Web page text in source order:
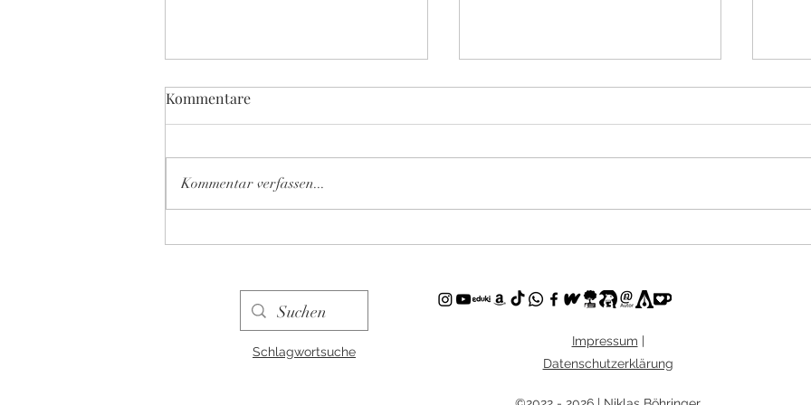
Bundesweiter Vorlesetag
Kommentare
Kommentar verfassen...
Schlagwortsuche
Impressum |
Datenschutzerklärung